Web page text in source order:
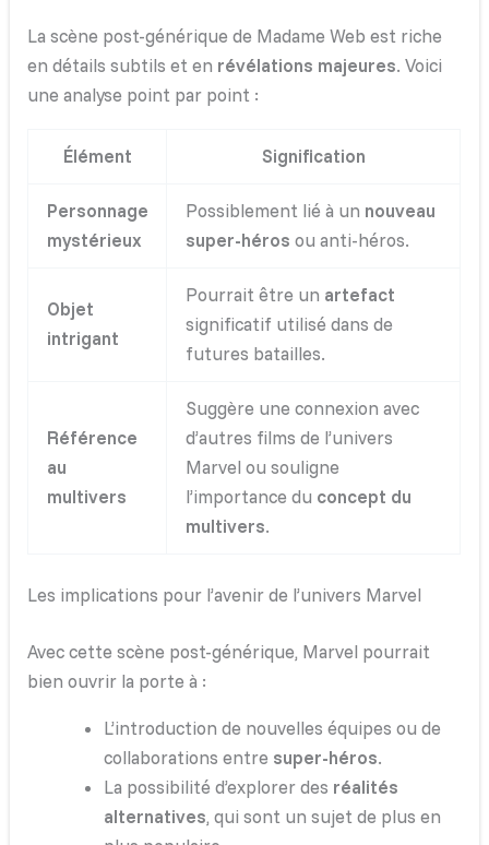
La scène post-générique de Madame Web est riche
en détails subtils et en révélations majeures. Voici
une analyse point par point :
Élément Signification
Personnage
mystérieux
Possiblement lié à un nouveau
super-héros ou anti-héros.
Objet
intrigant
Pourrait être un artefact
significatif utilisé dans de
futures batailles.
Référence
au
multivers
Suggère une connexion avec
d’autres films de l’univers
Marvel ou souligne
l’importance du concept du
multivers.
Les implications pour l’avenir de l’univers Marvel
Avec cette scène post-générique, Marvel pourrait
bien ouvrir la porte à :
L’introduction de nouvelles équipes ou de
collaborations entre super-héros.
La possibilité d’explorer des réalités
alternatives, qui sont un sujet de plus en